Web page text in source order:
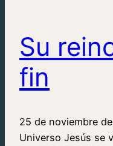
Su
fin
25 de noviembre
Universo Jesús se